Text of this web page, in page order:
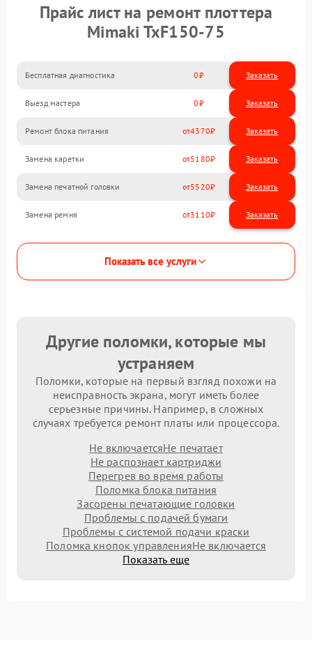
Прайс лист на ремонт плоттера
Mimaki TxF150-75
Бесплатная диагностика 0 Заказать
Выезд мастера 0 Заказать
Ремонт блока питания 4370
Замена каретки 5180
Замена печатной головки 5520
Замена ремня 3110
Показать все услуги
Другие поломки, которые мы
устраняем
Поломки, которые на первый взгляд похожи на
неисправность экрана, могут иметь более
серьезные причины. Например, в сложных
случаях требуется ремонт платы или процессора.
Не включаетсяНе печатает
Не распознает картриджи
Перегрев во время работы
Поломка блока питания
Засорены печатающие головки
Проблемы с подачей бумаги
Проблемы с системой подачи краски
Поломка кнопок управленияНе включается
Показать еще